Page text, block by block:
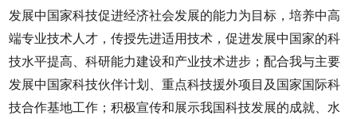
发展中国家科技促进经济社会发展的能力为目标，培养中高
端专业技术人才，传授先进适用技术，促进发展中国家的科
技水平提高、科研能力建设和产业技术进步；配合我与主要
发展中国家科技伙伴计划、重点科技援外项目及国家国际科
技合作基地工作；积极宣传和展示我国科技发展的成就、水